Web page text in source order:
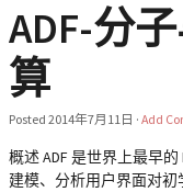
ADF-分
算
Posted 2014年7月11日 · Add
概述 ADF 是世界上最早
建模、分析用户界面对